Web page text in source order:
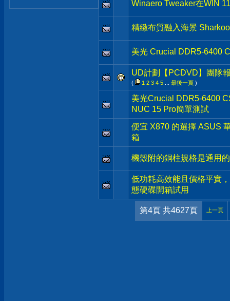
Winaero Tweaker在WIN
精緻布質融入海景
美光 Crucial DDR5-6400
UD計劃【PCDVD】團隊
( 1 2 3 4 5 最後一頁 )
美光Crucial DDR5-6400
NUC 15 Pro簡單測試
便宜 X870 的選擇 ASUS
箱
機殼附的銅柱規格是通用
低功耗高效能且價格平實
態硬碟開箱試用
第4頁 共4627頁 上一頁